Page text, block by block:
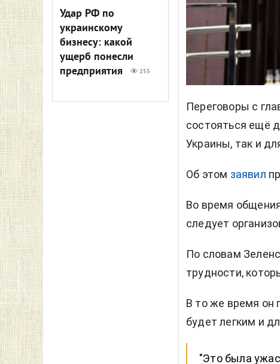
Удар РФ по
украинскому
бизнесу: какой
ущерб понесли
предприятия
255
Переговоры с
состояться ещё
Украины, так и
Об этом заявил
Во время
следует
По словам
трудности,
В то же время он
будет легким и
"Это была